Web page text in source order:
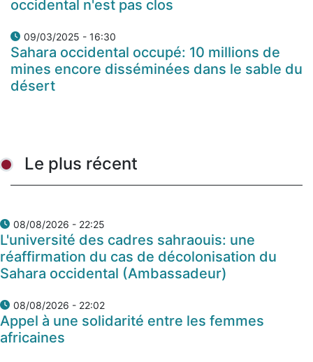
occidental n'est pas clos
09/03/2025 - 16:30
Sahara occidental occupé: 10 millions de
mines encore disséminées dans le sable du
désert
Le plus récent
08/08/2026 - 22:25
L'université des cadres sahraouis: une
réaffirmation du cas de décolonisation du
Sahara occidental (Ambassadeur)
08/08/2026 - 22:02
Appel à une solidarité entre les femmes
africaines